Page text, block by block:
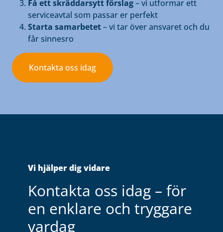
Få ett skräddarsytt förslag– vi utformar ett
serviceavtal som passar er perfekt
Starta samarbetet– vi tar över ansvaret och du
får sinnesro
Kontakta oss idag
Vi hjälper dig vidare
Kontakta oss idag – för
en enklare och tryggare
vardag